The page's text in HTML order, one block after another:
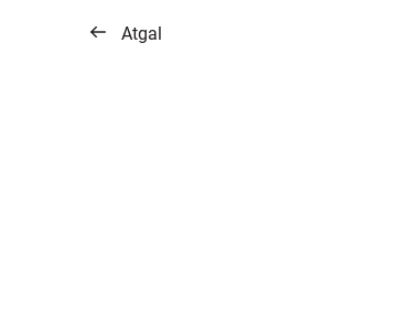
Atgal